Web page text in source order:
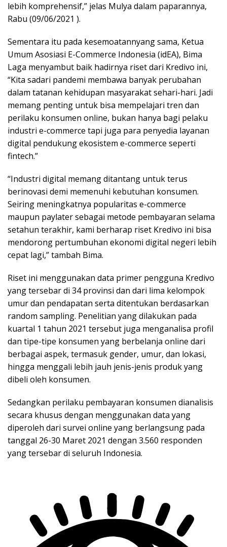
lebih komprehensif,” jelas Mulya dalam paparannya,
Rabu (09/06/2021 ).
Sementara itu pada kesemoatannyang sama, Ketua
Umum Asosiasi E-Commerce Indonesia (idEA), Bima
Laga menyambut baik hadirnya riset dari Kredivo ini,
“Kita sadari pandemi membawa banyak perubahan
dalam tatanan kehidupan masyarakat sehari-hari. Jadi
memang penting untuk bisa mempelajari tren dan
perilaku konsumen online, bukan hanya bagi pelaku
industri e-commerce tapi juga para penyedia layanan
digital pendukung ekosistem e-commerce seperti
fintech.”
“Industri digital memang ditantang untuk terus
berinovasi demi memenuhi kebutuhan konsumen.
Seiring meningkatnya popularitas e-commerce
maupun paylater sebagai metode pembayaran selama
setahun terakhir, kami berharap riset Kredivo ini bisa
mendorong pertumbuhan ekonomi digital negeri lebih
cepat lagi,” tambah Bima.
Riset ini menggunakan data primer pengguna Kredivo
yang tersebar di 34 provinsi dan dari lima kelompok
umur dan pendapatan serta ditentukan berdasarkan
random sampling. Penelitian yang dilakukan pada
kuartal 1 tahun 2021 tersebut juga menganalisa profil
dan tipe-tipe konsumen yang berbelanja online dari
berbagai aspek, termasuk gender, umur, dan lokasi,
hingga menggali lebih jauh jenis-jenis produk yang
dibeli oleh konsumen.
Sedangkan perilaku pembayaran konsumen dianalisis
secara khusus dengan menggunakan data yang
diperoleh dari survei online yang berlangsung pada
tanggal 26-30 Maret 2021 dengan 3.560 responden
yang tersebar di seluruh Indonesia.